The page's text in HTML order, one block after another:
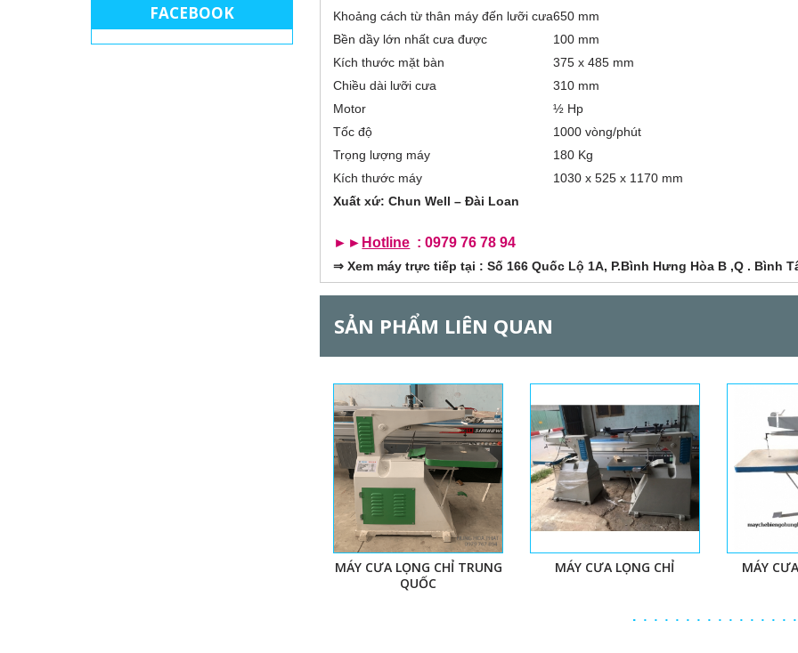
o
n
G
t
đ
n
g
Khoảng cách từ thân máy đến lưỡi cưa650 mm
Bền dầy lớn nhất cưa được
100 mm
Kích thước mặt bàn
375 x 485 mm
Chiều dài lưỡi cưa
310 mm
Motor
½ Hp
Tốc độ
1000 vòng/phút
Trọng lượng máy
180 Kg
Kích thước máy
1030 x 525 x 1170 mm
Xuất xứ: Chun Well – Đài Loan
►► Hotline : 0979 76 78 94
⇒ Xem máy trực tiếp tại : Số 166 Quốc Lộ 1A, P.Bình Hưng Hòa B ,Q . Bình
SẢN PHẨM LIÊN QUAN
MÁY CƯA LỌNG CHỈ TRUNG
QUỐC
MÁY CƯA LỌNG CHỈ MÁY
FACEBOOK